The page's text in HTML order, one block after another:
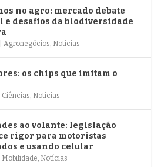
no agro: mercado debate
e desafios da biodiversidade
Agronegócios Notícias
os chips que imitam o
Ciências Notícias
ao volante: legislação
rigor para motoristas
e usando celular
Mobilidade Notícias